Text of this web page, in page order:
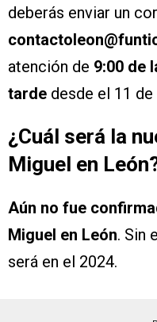
deberás enviar un
atención de 9:00 de
tarde desde el 11
¿Cuál será la
Miguel en
Aún no fue
Miguel en León. Sin
será en el 2024.